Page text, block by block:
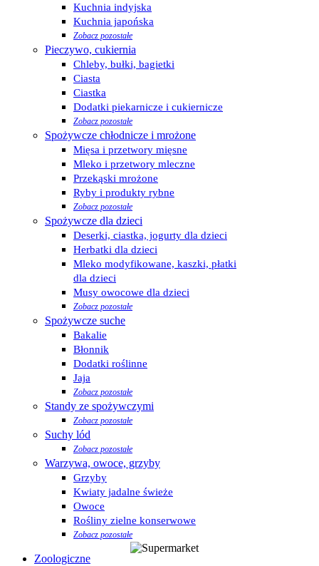
Kuchnia indyjska
Kuchnia japońska
Zobacz pozostałe
Pieczywo, cukiernia
Chleby, bułki, bagietki
Ciasta
Ciastka
Dodatki piekarnicze i cukiernicze
Zobacz pozostałe
Spożywcze chłodnicze i mrożone
Mięsa i przetwory mięsne
Mleko i przetwory mleczne
Przekąski mrożone
Ryby i produkty rybne
Zobacz pozostałe
Spożywcze dla dzieci
Deserki, ciastka, jogurty dla dzieci
Herbatki dla dzieci
Mleko modyfikowane, kaszki, płatki
dla dzieci
Musy owocowe dla dzieci
Zobacz pozostałe
Spożywcze suche
Bakalie
Błonnik
Dodatki roślinne
Jaja
Zobacz pozostałe
Standy ze spożywczymi
Zobacz pozostałe
Suchy lód
Zobacz pozostałe
Warzywa, owoce, grzyby
Grzyby
Kwiaty jadalne świeże
Owoce
Rośliny zielne konserwowe
Zobacz pozostałe
Zoologiczne